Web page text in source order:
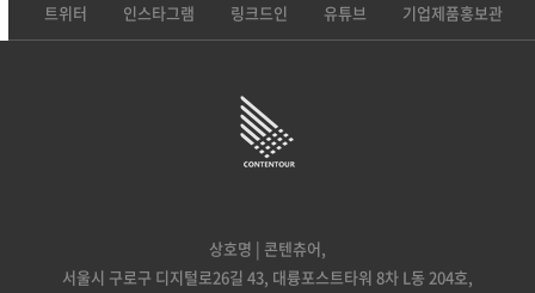
트위터 인스타그램 링크드인 유튜브 기업제품홍보관
상호명 | 콘텐츄어,
서울시 구로구 디지털로26길 43, 대륭포스트타워 8차 L동 204호,